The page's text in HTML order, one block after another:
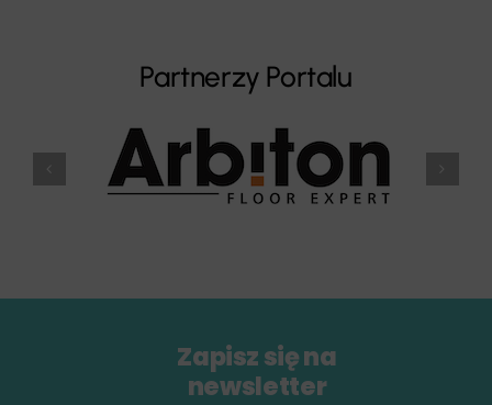
Partnerzy Portalu
Zapisz się na
newsletter